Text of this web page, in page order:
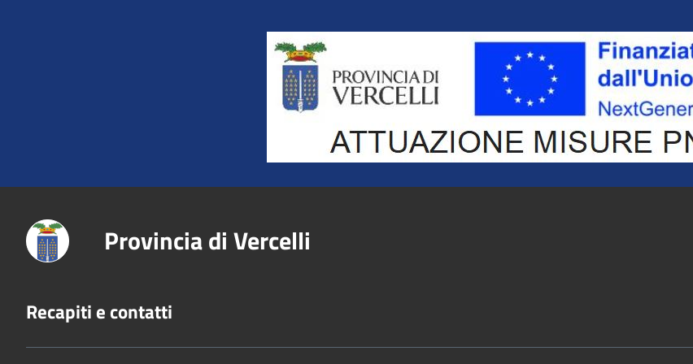
Title
Provincia di Vercelli
Recapiti e contatti